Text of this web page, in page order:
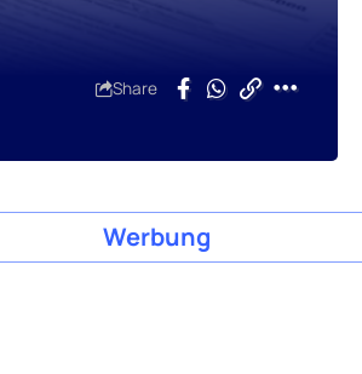
Share
Werbung